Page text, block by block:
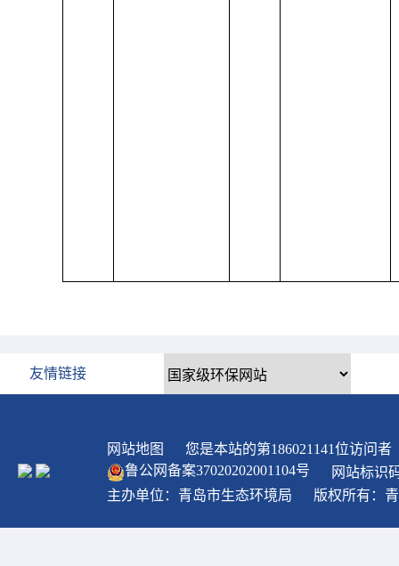
友情链接
网站地图 您是本站的第186021141位访问者
鲁公网备案37020202001104号
网站标识
主办单位：青岛市生态环境局
版权所有：